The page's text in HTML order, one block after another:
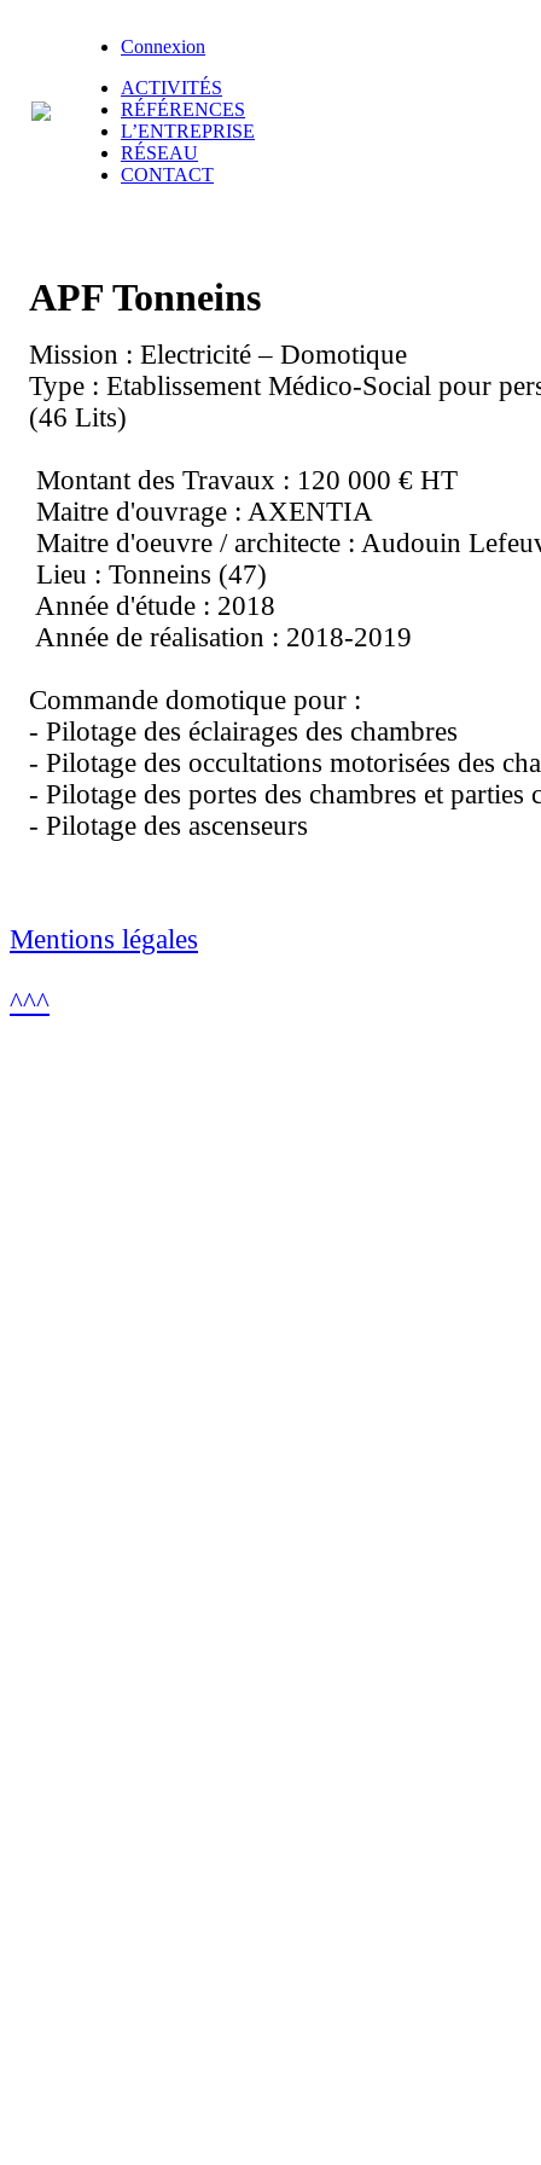
Connexion
ACTIVITÉS
RÉFÉRENCES
L’ENTREPRISE
RÉSEAU
CONTACT
APF Tonneins
Mission : Electricité – Domotique
Type : Etablissement Médico-Social pour
(46 Lits)
Montant des Travaux : 120 000 € HT
Maitre d'ouvrage : AXENTIA
Maitre d'oeuvre / architecte : Audouin
Lieu : Tonneins (47)
Année d'étude : 2018
Année de réalisation : 2018-2019
Commande domotique pour :
- Pilotage des éclairages des chambres
- Pilotage des occultations motorisées des
- Pilotage des portes des chambres et parties
- Pilotage des ascenseurs
Mentions légales
^^^